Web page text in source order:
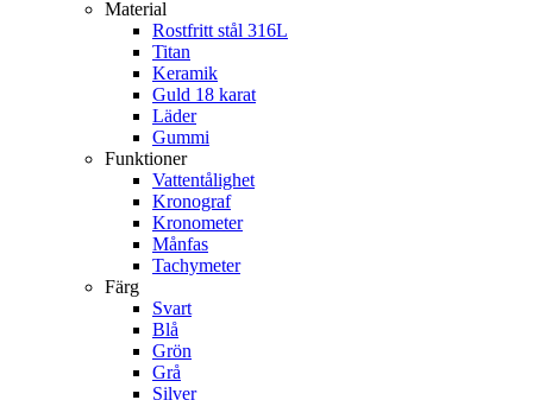
Material
Rostfritt stål 316L
Titan
Keramik
Guld 18 karat
Läder
Gummi
Funktioner
Vattentålighet
Kronograf
Kronometer
Månfas
Tachymeter
Färg
Svart
Blå
Grön
Grå
Silver